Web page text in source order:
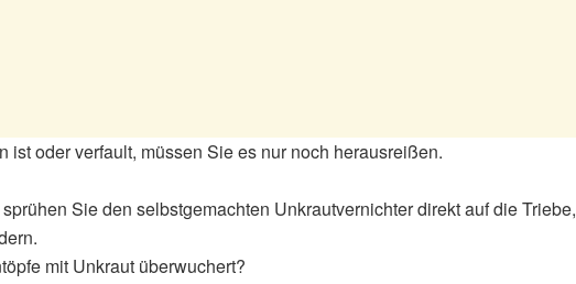
ist oder verfault, müssen Sie es nur noch herausreißen.
Sie den selbstgemachten Unkrautvernichter direkt auf die Triebe,
mit Unkraut überwuchert?